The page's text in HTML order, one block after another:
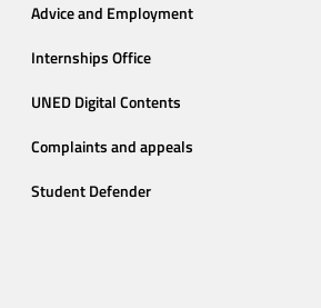
Advice and Employment
Internships Office
UNED Digital Contents
Complaints and appeals
Student Defender